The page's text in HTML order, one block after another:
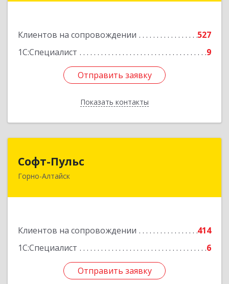
Клиентов на сопровождении
527
1С:Специалист
9
Отправить заявку
Показать контакты
Отправить заявку
Назад
Софт-Пульс
Горно-Алтайск
Клиентов на сопровождении
414
1С:Специалист
6
Отправить заявку
649006, Алтай Респ, Горно-Алтайск г,
Отправить заявку